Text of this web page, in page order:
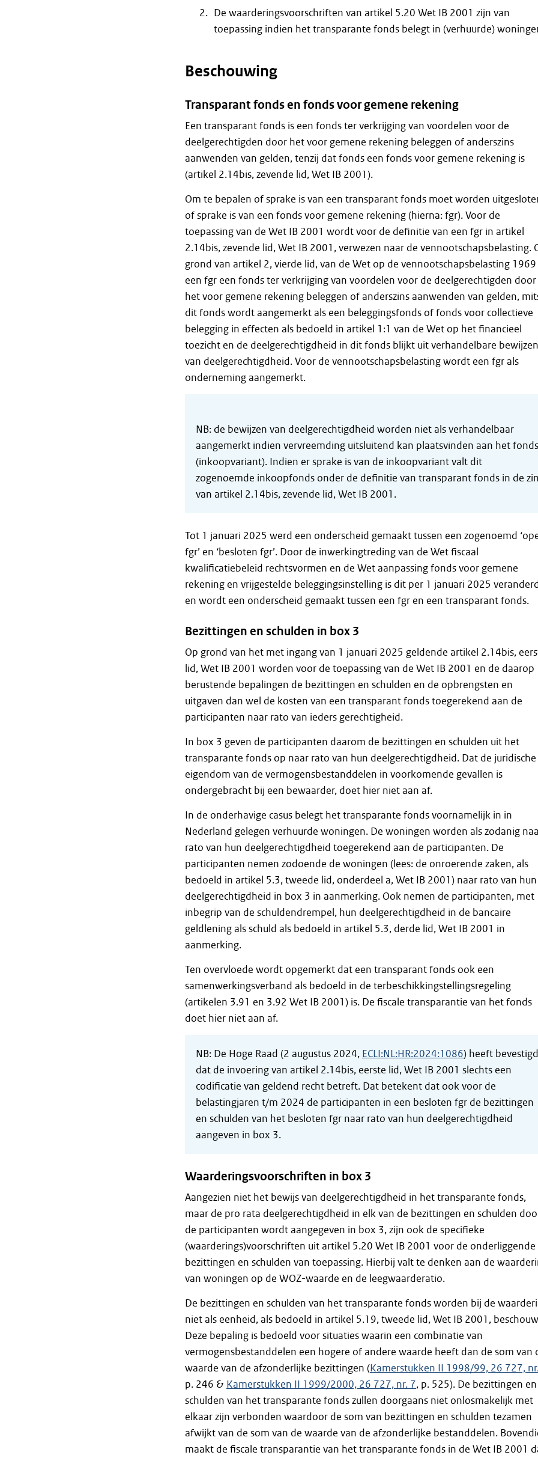
De waarderingsvoorschriften van artikel 5.20 Wet IB 2001 zijn van
toepassing indien het transparante fonds belegt in (verhuurde)
Beschouwing
Transparant fonds en fonds voor gemene rekening
Een transparant fonds is een fonds ter verkrijging van voordelen voor de
deelgerechtigden door het voor gemene rekening beleggen of anderszins
aanwenden van gelden, tenzij dat fonds een fonds voor gemene rekening is
(artikel 2.14bis, zevende lid, Wet IB 2001).
Om te bepalen of sprake is van een transparant fonds moet worden
of sprake is van een fonds voor gemene rekening (hierna: fgr). Voor de
toepassing van de Wet IB 2001 wordt voor de definitie van een fgr in artikel
2.14bis, zevende lid, Wet IB 2001, verwezen naar de vennootschapsbelasting.
grond van artikel 2, vierde lid, van de Wet op de vennootschapsbelasting 1969
een fgr een fonds ter verkrijging van voordelen voor de deelgerechtigden door
het voor gemene rekening beleggen of anderszins aanwenden van gelden,
dit fonds wordt aangemerkt als een beleggingsfonds of fonds voor collectieve
belegging in effecten als bedoeld in artikel 1:1 van de Wet op het financieel
toezicht en de deelgerechtigdheid in dit fonds blijkt uit verhandelbare bewijzen
van deelgerechtigdheid. Voor de vennootschapsbelasting wordt een fgr als
onderneming aangemerkt.
NB: de bewijzen van deelgerechtigdheid worden niet als verhandelbaar
aangemerkt indien vervreemding uitsluitend kan plaatsvinden aan het fonds
(inkoopvariant). Indien er sprake is van de inkoopvariant valt dit
zogenoemde inkoopfonds onder de definitie van transparant fonds in de
van artikel 2.14bis, zevende lid, Wet IB 2001.
Tot 1 januari 2025 werd een onderscheid gemaakt tussen een zogenoemd
fgr’ en ‘besloten fgr’. Door de inwerkingtreding van de Wet fiscaal
kwalificatiebeleid rechtsvormen en de Wet aanpassing fonds voor gemene
rekening en vrijgestelde beleggingsinstelling is dit per 1 januari 2025
en wordt een onderscheid gemaakt tussen een fgr en een transparant fonds.
Bezittingen en schulden in box 3
Op grond van het met ingang van 1 januari 2025 geldende artikel 2.14bis,
lid, Wet IB 2001 worden voor de toepassing van de Wet IB 2001 en de daarop
berustende bepalingen de bezittingen en schulden en de opbrengsten en
uitgaven dan wel de kosten van een transparant fonds toegerekend aan de
participanten naar rato van ieders gerechtigheid.
In box 3 geven de participanten daarom de bezittingen en schulden uit het
transparante fonds op naar rato van hun deelgerechtigdheid. Dat de juridische
eigendom van de vermogensbestanddelen in voorkomende gevallen is
ondergebracht bij een bewaarder, doet hier niet aan af.
In de onderhavige casus belegt het transparante fonds voornamelijk in in
Nederland gelegen verhuurde woningen. De woningen worden als zodanig
rato van hun deelgerechtigdheid toegerekend aan de participanten. De
participanten nemen zodoende de woningen (lees: de onroerende zaken, als
bedoeld in artikel 5.3, tweede lid, onderdeel a, Wet IB 2001) naar rato van hun
deelgerechtigdheid in box 3 in aanmerking. Ook nemen de participanten, met
inbegrip van de schuldendrempel, hun deelgerechtigdheid in de bancaire
geldlening als schuld als bedoeld in artikel 5.3, derde lid, Wet IB 2001 in
aanmerking.
Ten overvloede wordt opgemerkt dat een transparant fonds ook een
samenwerkingsverband als bedoeld in de terbeschikkingstellingsregeling
(artikelen 3.91 en 3.92 Wet IB 2001) is. De fiscale transparantie van het fonds
doet hier niet aan af.
NB: De Hoge Raad (2 augustus 2024, ECLI:NL:HR:2024:1086) heeft bevestigd
dat de invoering van artikel 2.14bis, eerste lid, Wet IB 2001 slechts een
codificatie van geldend recht betreft. Dat betekent dat ook voor de
belastingjaren t/m 2024 de participanten in een besloten fgr de bezittingen
en schulden van het besloten fgr naar rato van hun deelgerechtigdheid
aangeven in box 3.
Waarderingsvoorschriften in box 3
Aangezien niet het bewijs van deelgerechtigdheid in het transparante fonds,
maar de pro rata deelgerechtigdheid in elk van de bezittingen en schulden
de participanten wordt aangegeven in box 3, zijn ook de specifieke
(waarderings)voorschriften uit artikel 5.20 Wet IB 2001 voor de onderliggende
bezittingen en schulden van toepassing. Hierbij valt te denken aan de
van woningen op de WOZ-waarde en de leegwaarderatio.
De bezittingen en schulden van het transparante fonds worden bij de
niet als eenheid, als bedoeld in artikel 5.19, tweede lid, Wet IB 2001,
Deze bepaling is bedoeld voor situaties waarin een combinatie van
vermogensbestanddelen een hogere of andere waarde heeft dan de som van
waarde van de afzonderlijke bezittingen (Kamerstukken II 1998/99, 26 727,
p. 246 & Kamerstukken II 1999/2000, 26 727, nr. 7, p. 525). De bezittingen en
schulden van het transparante fonds zullen doorgaans niet onlosmakelijk met
elkaar zijn verbonden waardoor de som van bezittingen en schulden tezamen
afwijkt van de som van de waarde van de afzonderlijke bestanddelen.
maakt de fiscale transparantie van het transparante fonds in de Wet IB 2001